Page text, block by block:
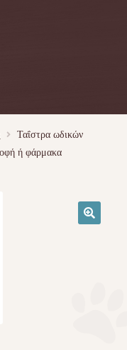
Ταΐστρα ωδικών
ή φάρμακα